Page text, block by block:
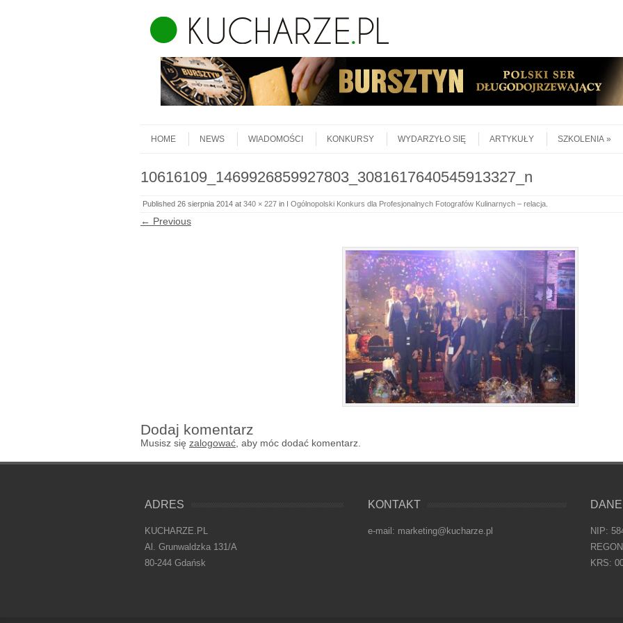
Menu
HOME
NEWS WIADOMOŚCI KONKURSY WYDARZYŁO SIĘ ARTYKUŁY SZKOLENIA
10616109_1469926859927803_3081617640545913327_n
Published 26 sierpnia 2014 at 340 × 227 in I Ogólnopolski Konkurs dla Profesjonalnych Fotografów Kulinarnych – relacja
← Previous
Dodaj komentarz
Musisz się zalogować, aby móc dodać komentarz.
ADRES
KUCHARZE.PL
Al. Grunwaldzka 131/A
80-244 Gdańsk
KONTAKT
e-mail: marketing@kucharze.pl
DANE
NIP:
KRS: